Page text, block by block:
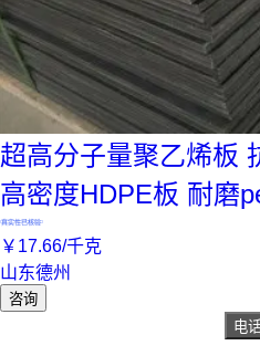
超高分子量聚乙烯板
高密度HDPE板 耐磨
真实性已核验
￥ 17.66/千克
山东德州
咨询
电